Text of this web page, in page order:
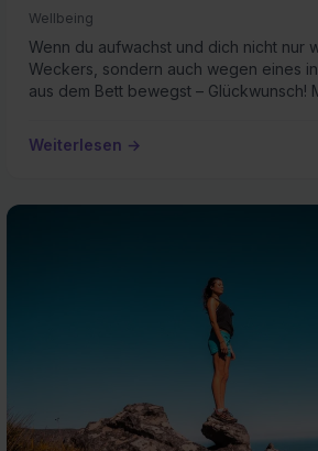
Wellbeing
Wenn du aufwachst und dich nicht nur
Weckers, sondern auch wegen eines
aus dem Bett bewegst – Glückwunsch!
Weiterlesen →